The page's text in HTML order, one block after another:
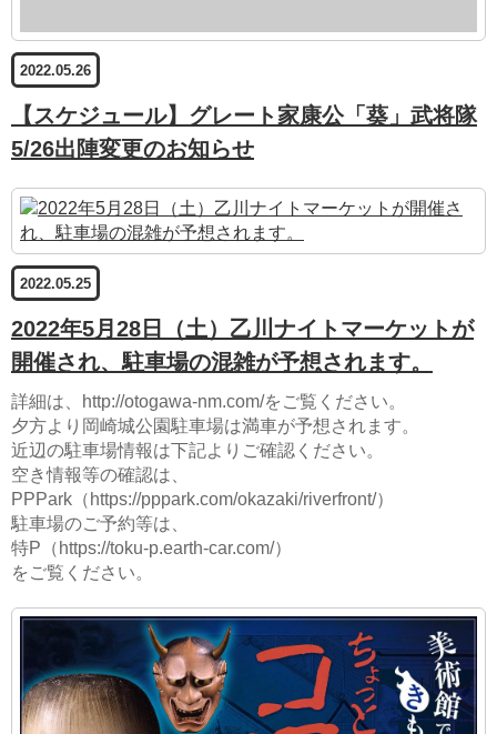
2022.05.26
【スケジュール】グレート家康公「葵」武将隊
5/26出陣変更のお知らせ
2022.05.25
2022年5月28日（土）乙川ナイトマーケットが
開催され、駐車場の混雑が予想されます。
詳細は、http://otogawa-nm.com/をご覧ください。
夕方より岡崎城公園駐車場は満車が予想されます。
近辺の駐車場情報は下記よりご確認ください。
空き情報等の確認は、
PPPark（https://pppark.com/okazaki/riverfront/）
駐車場のご予約等は、
特P（https://toku-p.earth-car.com/）
をご覧ください。